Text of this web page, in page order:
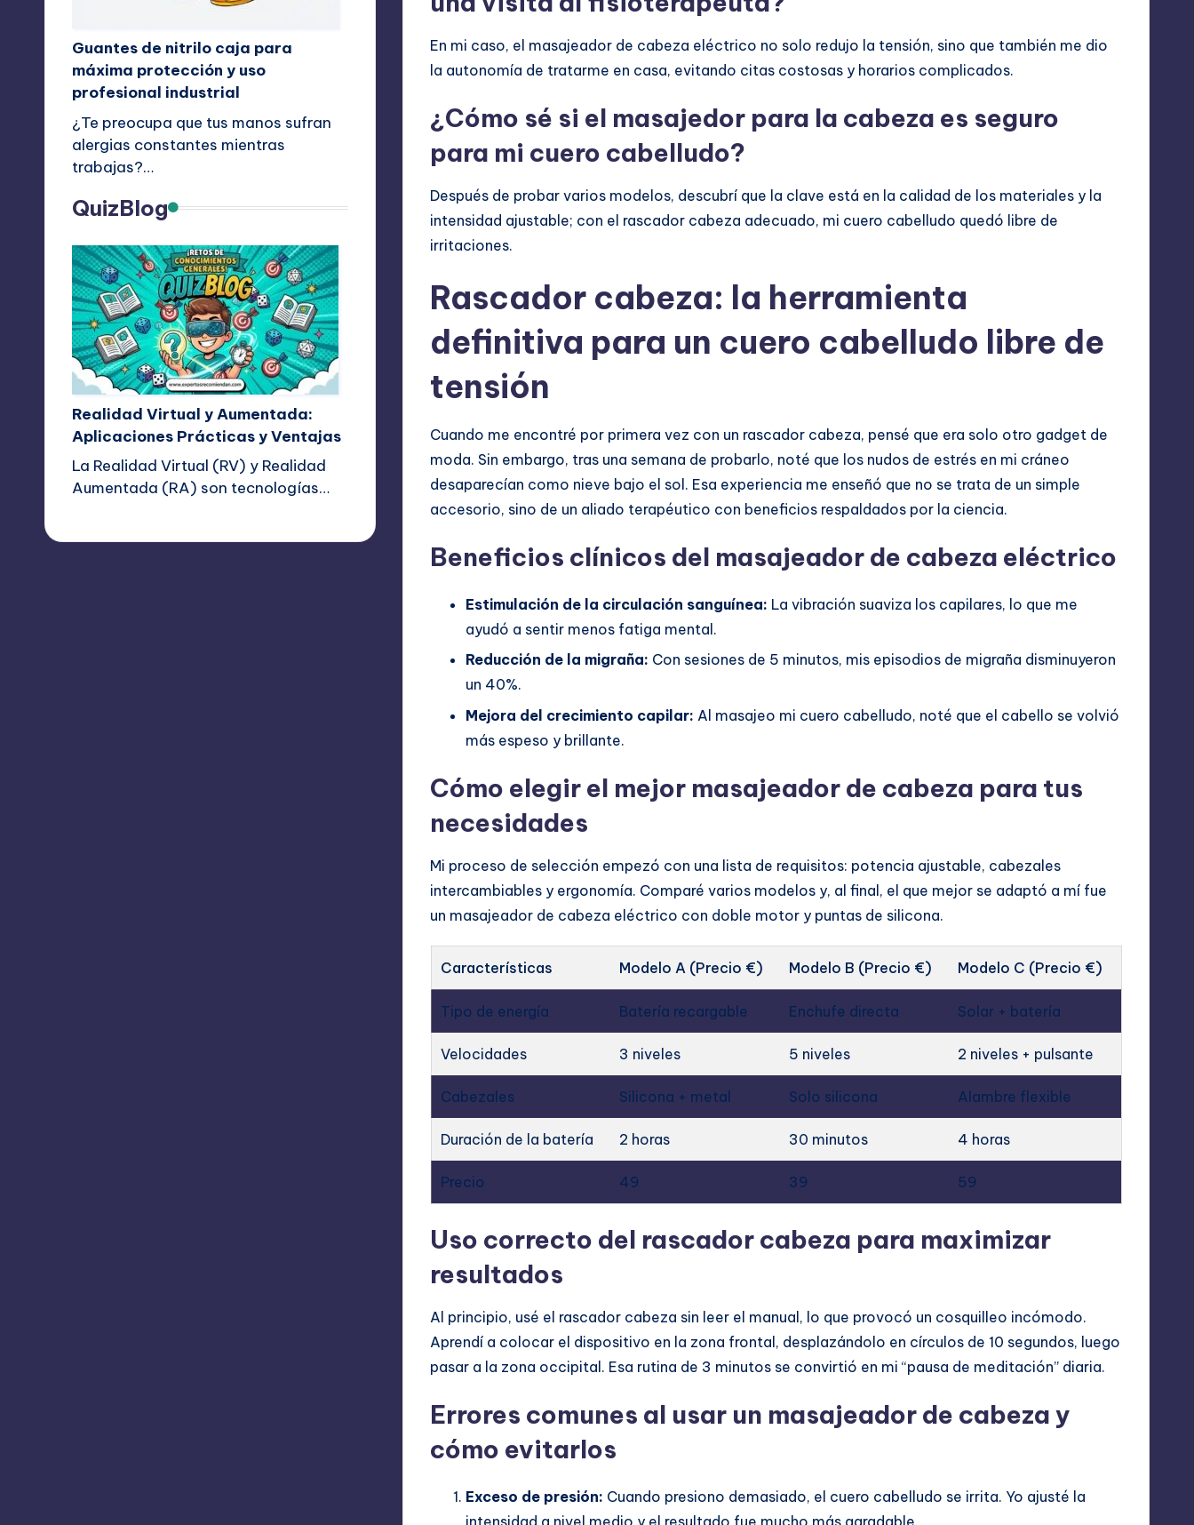
En mi caso, el masajeador de cabeza eléctrico no solo redujo la tensión, sino que también me dio
la autonomía de tratarme en casa, evitando citas costosas y horarios complicados.
¿Cómo sé si el masaj​edor para la cabeza es seguro
para mi cuero cabelludo?
Después de probar varios modelos, descubrí que la clave está en la calidad de los materiales y la
intensidad ajustable; con el rascador cabeza adecuado, mi cuero cabelludo quedó libre de
irritaciones.
Rascador cabeza: la herramienta
definitiva para un cuero cabelludo libre de
tensión
Cuando me encontré por primera vez con un rascador cabeza, pensé que era solo otro gadget de
moda. Sin embargo, tras una semana de probarlo, noté que los nudos de estrés en mi cráneo
desaparecían como nieve bajo el sol. Esa experiencia me enseñó que no se trata de un simple
accesorio, sino de un aliado terapéutico con beneficios respaldados por la ciencia.
Beneficios clínicos del masajeador de cabeza eléctrico
Estimulación de la circulación sanguínea: La vibración suaviza los capilares, lo que me
ayudó a sentir menos fatiga mental.
Reducción de la migraña: Con sesiones de 5 minutos, mis episodios de migraña disminuyeron
un 40%.
Mejora del crecimiento capilar: Al masajeo mi cuero cabelludo, noté que el cabello se volvió
más espeso y brillante.
Cómo elegir el mejor masajeador de cabeza para tus
necesidades
Mi proceso de selección empezó con una lista de requisitos: potencia ajustable, cabezales
intercambiables y ergonomía. Comparé varios modelos y, al final, el que mejor se adaptó a mí fue
un masajeador de cabeza eléctrico con doble motor y puntas de silicona.
Características Modelo A (Precio €) Modelo B (Precio €) Modelo C (Precio €)
Tipo de energía Batería recargable Enchufe directa Solar + batería
Velocidades 3 niveles 5 niveles 2 niveles + pulsante
Cabezales Silicona + metal Solo silicona Alambre flexible
Duración de la batería 2 horas 30 minutos 4 horas
Precio 49 39 59
Uso correcto del rascador cabeza para maximizar
resultados
Al principio, usé el rascador cabeza sin leer el manual, lo que provocó un cosquilleo incómodo.
Aprendí a colocar el dispositivo en la zona frontal, desplazándolo en círculos de 10 segundos, luego
pasar a la zona occipital. Esa rutina de 3 minutos se convirtió en mi “pausa de meditación” diaria.
Errores comunes al usar un masajeador de cabeza y
cómo evitarlos
Exceso de presión: Cuando presiono demasiado, el cuero cabelludo se irrita. Yo ajusté la
intensidad a nivel medio y el resultado fue mucho más agradable.
Guantes de nitrilo caja para
máxima protección y uso
profesional industrial
¿Te preocupa que tus manos sufran
alergias constantes mientras
trabajas?…
QuizBlog
Realidad Virtual y Aumentada:
Aplicaciones Prácticas y Ventajas
La Realidad Virtual (RV) y Realidad
Aumentada (RA) son tecnologías…